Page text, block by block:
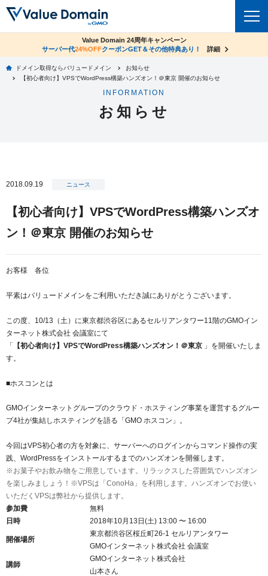
ドメイントップ
.jpドメインオークション
gTLDオークション
人気ドメインの種類
レンタルサーバー
XREA
Oneレンタルサーバー
サイトロック
紹介制度
バリュードメインAPI
ドメイン・ホスティングOEM
ドメインコンシェルジュ
お知らせ サポート
マニュアル
お問い合わせ
Value Domain Oneにログイン
以下でもログイン可能
Google Yahoo!
従来のバリュードメインをご利用希望の方
Value Domainユーザー登録
One レンタルサーバーを含む最新の機能を使う方
Value Domain Oneアカウント作成
以下でも登録可能
co.jpドメイン✕コアサーバーV2ビジネス応援キャンペーン
サーバー料金1年間無料
詳細
Value Domain 24周年キャンペーン
サーバー代24%OFFクーポンGET＆その他特典あり！ 詳細
ドメイン取得ならバリュードメイン
お知らせ
【初心者向け】VPSでWordPress構築ハンズオン！＠東京 開催のお知らせ
INFORMATION
お知らせ
2018.09.19 ニュース
【初心者向け】VPSでWordPress構築ハンズオ
ン！＠東京 開催のお知らせ
お客様 各位
平素はバリュードメインをご利用いただき誠にありがとうございます。
この度、10/13（土）に東京都渋谷区にあるセルリアンタワー11階のGMOイン
ターネット株式会社 会議室にて
「
【初心者向け】VPSでWordPress構築ハンズオン！＠東京」を開催いたしま
す。
■ホスコンとは
GMOインターネットグループのクラウド・ホスティング事業を運営するグルー
プ4社が集結しホスティングを語る「GMO ホスコン」。
今回はVPS初心者の方を対象に、サーバーへのログインからコマンド操作の実
践、WordPressをインストールするまでのハンズオンを開催します。
※お菓子やお飲み物をご用意しています。リラックスした雰囲気でハンズオン
を楽しみましょう！ ※VPSは「ConoHa」を利用します。ハンズオンでお使い
いただくVPSは弊社から提供します。
参加費
無料
日時
2018年10月13日(土) 13:00 〜 16:00
開催場所
東京都渋谷区桜丘町26-1 セルリアンタワー
GMOインターネット株式会社 会議室
講師
GMOインターネット株式会社
山本さん